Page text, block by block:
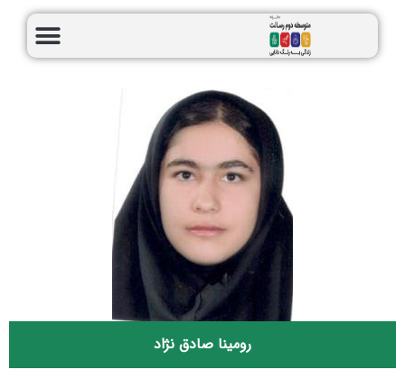
رومینا صادق نژاد